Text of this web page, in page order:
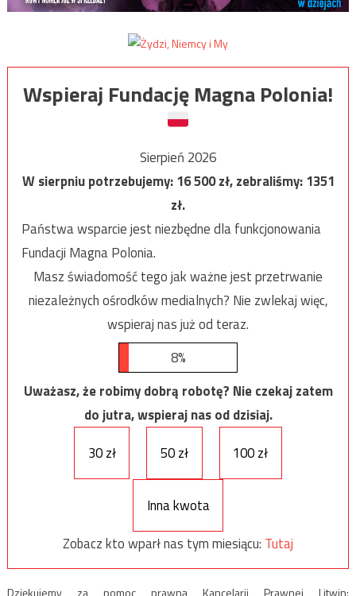
Wspieraj Fundację Magna Polonia!
Sierpień 2026
W sierpniu potrzebujemy:16 500zł, zebraliśmy:1351
zł.
Państwa wsparcie jest niezbędne dla funkcjonowania
Fundacji Magna Polonia.
Masz świadomość tego jak ważne jest przetrwanie
niezależnych ośrodków medialnych? Nie zwlekaj więc,
wspieraj nas już od teraz.
8%
Uważasz, że robimy dobrą robotę? Nie czekaj zatem
do jutra, wspieraj nas od dzisiaj.
30 zł
50 zł 100 zł
Inna kwota
Zobacz kto wparł nas tym miesiącu: Tutaj
Dziękujemy za pomoc prawną Kancelarii Prawnej Litwin: